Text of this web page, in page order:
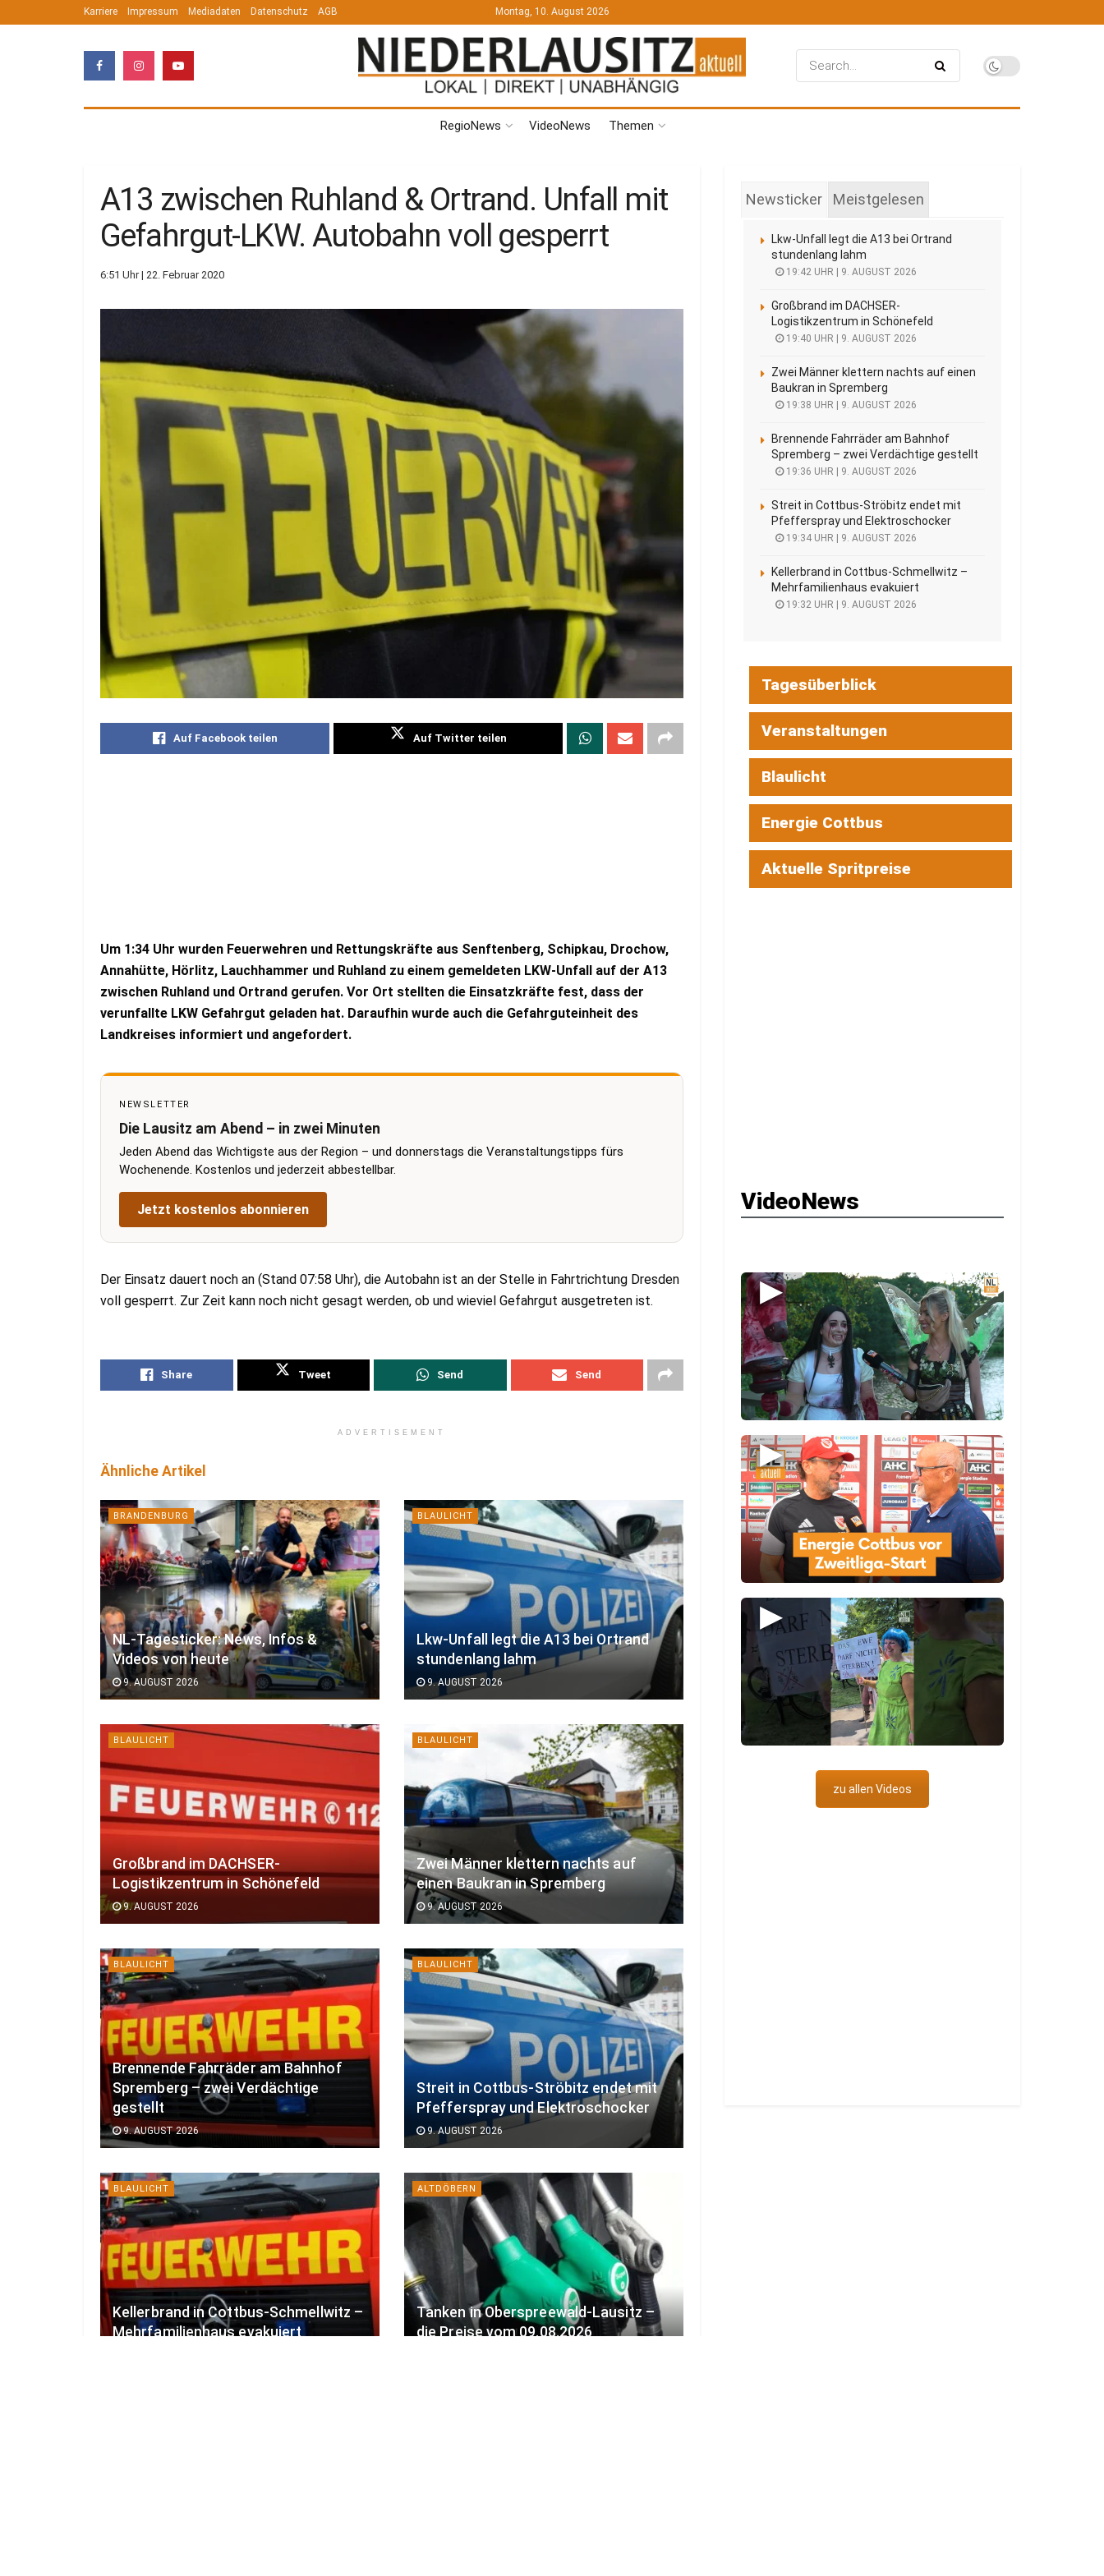
Karriere Impressum Mediadaten Datenschutz AGB Montag, 10. August 2026
RegioNews VideoNews Themen
A13 zwischen Ruhland & Ortrand. Unfall mit
Gefahrgut-LKW. Autobahn voll gesperrt
6:51 Uhr | 22. Februar 2020
Auf Facebook teilen Auf Twitter teilen
Um 1:34 Uhr wurden Feuerwehren und Rettungskräfte aus Senftenberg, Schipkau, Drochow,
Annahütte, Hörlitz, Lauchhammer und Ruhland zu einem gemeldeten LKW-Unfall auf der A13
zwischen Ruhland und Ortrand gerufen. Vor Ort stellten die Einsatzkräfte fest, dass der
verunfallte LKW Gefahrgut geladen hat. Daraufhin wurde auch die Gefahrguteinheit des
Landkreises informiert und angefordert.
NEWSLETTER
Die Lausitz am Abend – in zwei Minuten
Jeden Abend das Wichtigste aus der Region – und donnerstags die Veranstaltungstipps fürs
Wochenende. Kostenlos und jederzeit abbestellbar.
Jetzt kostenlos abonnieren
Der Einsatz dauert noch an (Stand 07:58 Uhr), die Autobahn ist an der Stelle in Fahrtrichtung Dresden
voll gesperrt. Zur Zeit kann noch nicht gesagt werden, ob und wieviel Gefahrgut ausgetreten ist.
Share Tweet Send Send
ADVERTISEMENT
Ähnliche Artikel
BRANDENBURG
NL-Tagesticker: News, Infos &
Videos von heute
9. AUGUST 2026
BLAULICHT
Lkw-Unfall legt die A13 bei Ortrand
stundenlang lahm
9. AUGUST 2026
BLAULICHT
Großbrand im DACHSER-
Logistikzentrum in Schönefeld
9. AUGUST 2026
BLAULICHT
Zwei Männer klettern nachts auf
einen Baukran in Spremberg
9. AUGUST 2026
BLAULICHT
Brennende Fahrräder am Bahnhof
Spremberg – zwei Verdächtige
gestellt
9. AUGUST 2026
BLAULICHT
Streit in Cottbus-Ströbitz endet mit
Pfefferspray und Elektroschocker
9. AUGUST 2026
BLAULICHT
Kellerbrand in Cottbus-Schmellwitz –
Mehrfamilienhaus evakuiert
ALTDÖBERN
Tanken in Oberspreewald-Lausitz –
die Preise vom 09.08.2026
Newsticker Meistgelesen
Lkw-Unfall legt die A13 bei Ortrand
stundenlang lahm
19:42 UHR | 9. AUGUST 2026
Großbrand im DACHSER-
Logistikzentrum in Schönefeld
19:40 UHR | 9. AUGUST 2026
Zwei Männer klettern nachts auf einen
Baukran in Spremberg
19:38 UHR | 9. AUGUST 2026
Brennende Fahrräder am Bahnhof
Spremberg – zwei Verdächtige gestellt
19:36 UHR | 9. AUGUST 2026
Streit in Cottbus-Ströbitz endet mit
Pfefferspray und Elektroschocker
19:34 UHR | 9. AUGUST 2026
Kellerbrand in Cottbus-Schmellwitz –
Mehrfamilienhaus evakuiert
19:32 UHR | 9. AUGUST 2026
Tagesüberblick
Veranstaltungen
Blaulicht
Energie Cottbus
Aktuelle Spritpreise
VideoNews
▶
▶
▶
zu allen Videos